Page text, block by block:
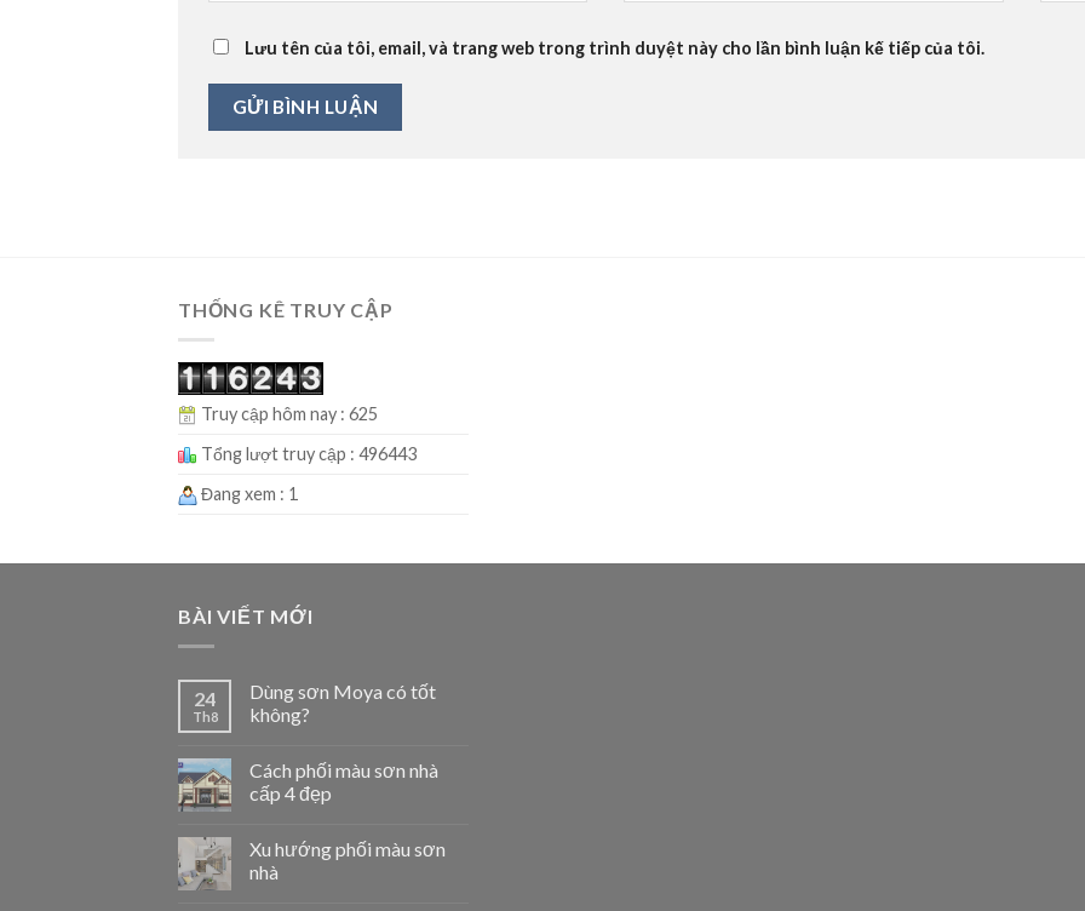
Lưu tên của tôi, email, và trang web trong trình duyệt này cho lần bình luận kế tiếp của tôi.
THỐNG KÊ TRUY CẬP
Truy cập hôm nay : 625
Tổng lượt truy cập : 496443
Đang xem : 1
BÀI VIẾT MỚI
24
Th8
Dùng sơn Moya có tốt
không?
Cách phối màu sơn nhà
cấp 4 đẹp
Xu hướng phối màu sơn
nhà